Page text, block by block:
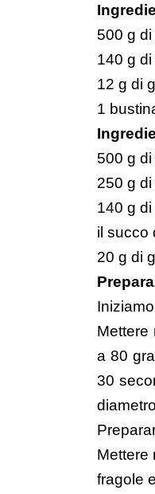
500 g
140 g
12 g di
1
500 g
250 g
140 g
il succo
20 g di
Mettere
a 80
30
Mettere
fragole